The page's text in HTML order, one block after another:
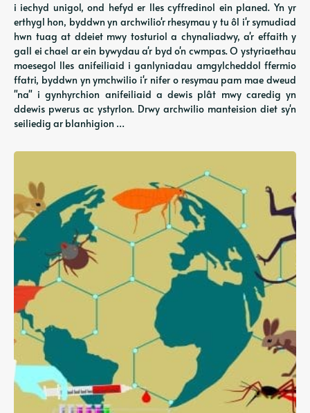
i iechyd unigol, ond hefyd er lles cyffredinol ein planed. Yn yr
erthygl hon, byddwn yn archwilio'r rhesymau y tu ôl i'r symudiad
hwn tuag at ddeiet mwy tosturiol a chynaliadwy, a'r effaith y
gall ei chael ar ein bywydau a'r byd o'n cwmpas. O ystyriaethau
moesegol lles anifeiliaid i ganlyniadau amgylcheddol ffermio
ffatri, byddwn yn ymchwilio i'r nifer o resymau pam mae dweud
"na" i gynhyrchion anifeiliaid a dewis plât mwy caredig yn
ddewis pwerus ac ystyrlon. Drwy archwilio manteision diet sy'n
seiliedig ar blanhigion …